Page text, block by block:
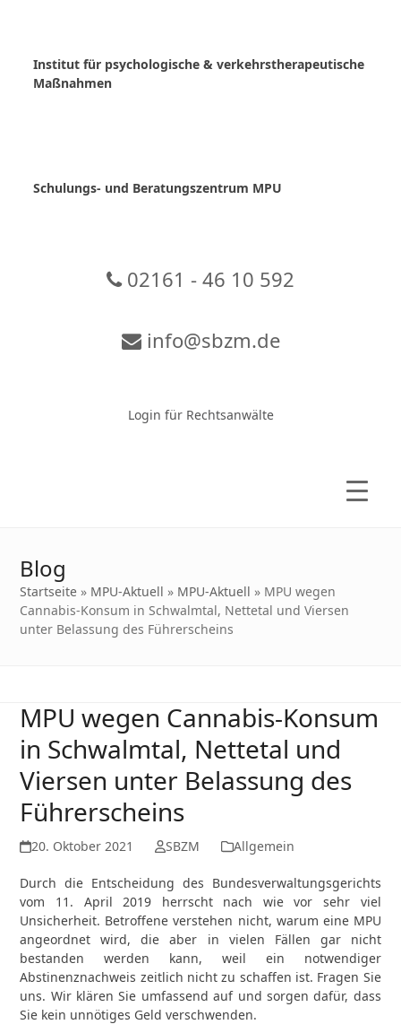
Institut für psychologische & verkehrstherapeutische
Maßnahmen
Schulungs- und Beratungszentrum MPU
02161 - 46 10 592
info@sbzm.de
Login für Rechtsanwälte
Blog
Startseite » MPU-Aktuell » MPU-Aktuell » MPU wegen
Cannabis-Konsum in Schwalmtal, Nettetal und Viersen
unter Belassung des Führerscheins
MPU wegen Cannabis-Konsum
in Schwalmtal, Nettetal und
Viersen unter Belassung des
Führerscheins
20. Oktober 2021 SBZM Allgemein
Durch die Entscheidung des Bundesverwaltungsgerichts
vom 11. April 2019 herrscht nach wie vor sehr viel
Unsicherheit. Betroffene verstehen nicht, warum eine MPU
angeordnet wird, die aber in vielen Fällen gar nicht
bestanden werden kann, weil ein notwendiger
Abstinenznachweis zeitlich nicht zu schaffen ist. Fragen Sie
uns. Wir klären Sie umfassend auf und sorgen dafür, dass
Sie kein unnötiges Geld verschwenden.